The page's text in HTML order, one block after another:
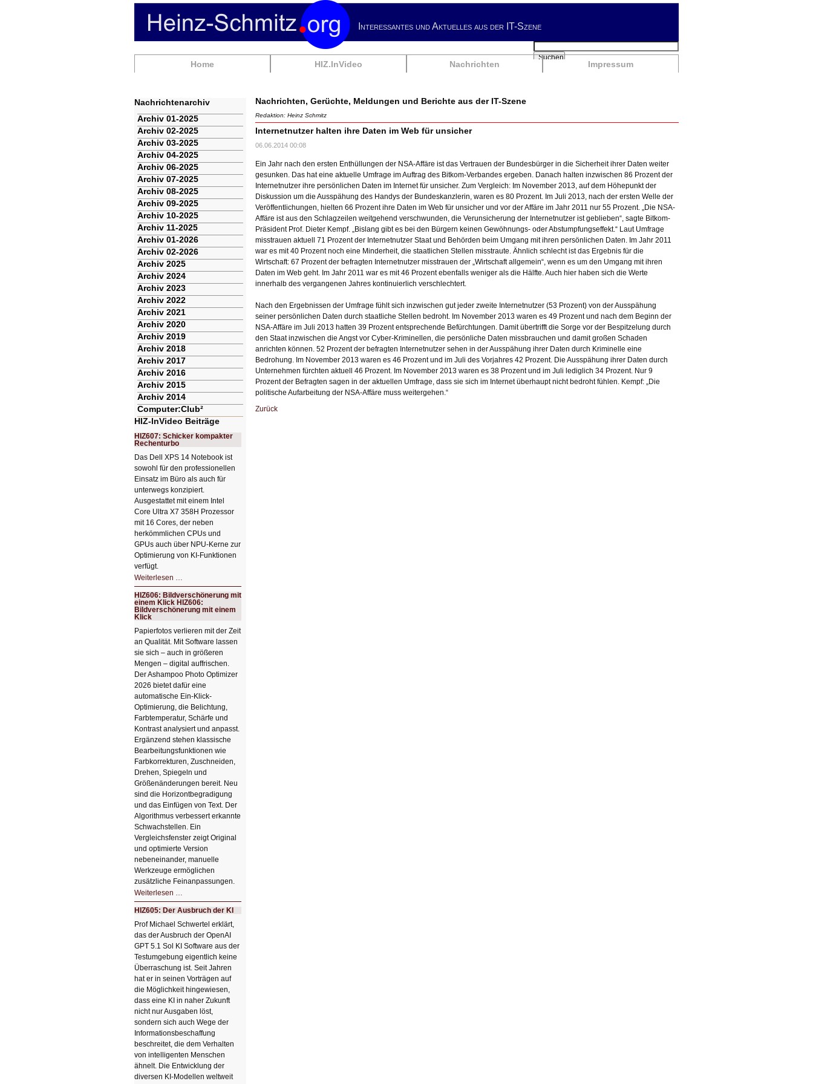
Interessantes und Aktuelles aus der IT-Szene
Navigation
Home HIZ.InVideo Nachrichten Impressum
Suchbegriffe
Suchen
Nachrichten, Gerüchte, Meldungen und Berichte aus der IT-Szene
Redaktion: Heinz Schmitz
Internetnutzer halten ihre Daten im Web für unsicher
06.06.2014 00:08
Ein Jahr nach den ersten Enthüllungen der NSA-Affäre ist das Vertrauen der Bundesbürger in die Sicherheit ihrer Daten weiter
gesunken. Das hat eine aktuelle Umfrage im Auftrag des Bitkom-Verbandes ergeben. Danach halten inzwischen 86 Prozent der
Internetnutzer ihre persönlichen Daten im Internet für unsicher. Zum Vergleich: Im November 2013, auf dem Höhepunkt der
Diskussion um die Ausspähung des Handys der Bundeskanzlerin, waren es 80 Prozent. Im Juli 2013, nach der ersten Welle der
Veröffentlichungen, hielten 66 Prozent ihre Daten im Web für unsicher und vor der Affäre im Jahr 2011 nur 55 Prozent. „Die NSA-
Affäre ist aus den Schlagzeilen weitgehend verschwunden, die Verunsicherung der Internetnutzer ist geblieben“, sagte Bitkom-
Präsident Prof. Dieter Kempf. „Bislang gibt es bei den Bürgern keinen Gewöhnungs- oder Abstumpfungseffekt.“ Laut Umfrage
misstrauen aktuell 71 Prozent der Internetnutzer Staat und Behörden beim Umgang mit ihren persönlichen Daten. Im Jahr 2011
war es mit 40 Prozent noch eine Minderheit, die staatlichen Stellen misstraute. Ähnlich schlecht ist das Ergebnis für die
Wirtschaft: 67 Prozent der befragten Internetnutzer misstrauen der „Wirtschaft allgemein“, wenn es um den Umgang mit ihren
Daten im Web geht. Im Jahr 2011 war es mit 46 Prozent ebenfalls weniger als die Hälfte. Auch hier haben sich die Werte
innerhalb des vergangenen Jahres kontinuierlich verschlechtert.
Nach den Ergebnissen der Umfrage fühlt sich inzwischen gut jeder zweite Internetnutzer (53 Prozent) von der Ausspähung
seiner persönlichen Daten durch staatliche Stellen bedroht. Im November 2013 waren es 49 Prozent und nach dem Beginn der
NSA-Affäre im Juli 2013 hatten 39 Prozent entsprechende Befürchtungen. Damit übertrifft die Sorge vor der Bespitzelung durch
den Staat inzwischen die Angst vor Cyber-Kriminellen, die persönliche Daten missbrauchen und damit großen Schaden
anrichten können. 52 Prozent der befragten Internetnutzer sehen in der Ausspähung ihrer Daten durch Kriminelle eine
Bedrohung. Im November 2013 waren es 46 Prozent und im Juli des Vorjahres 42 Prozent. Die Ausspähung ihrer Daten durch
Unternehmen fürchten aktuell 46 Prozent. Im November 2013 waren es 38 Prozent und im Juli lediglich 34 Prozent. Nur 9
Prozent der Befragten sagen in der aktuellen Umfrage, dass sie sich im Internet überhaupt nicht bedroht fühlen. Kempf: „Die
politische Aufarbeitung der NSA-Affäre muss weitergehen.“
Zurück
Nachrichtenarchiv
Navigation
überspringen
Archiv 01-2025
Archiv 02-2025
Archiv 03-2025
Archiv 04-2025
Archiv 06-2025
Archiv 07-2025
Archiv 08-2025
Archiv 09-2025
Archiv 10-2025
Archiv 11-2025
Archiv 01-2026
Archiv 02-2026
Archiv 2025
Archiv 2024
Archiv 2023
Archiv 2022
Archiv 2021
Archiv 2020
Archiv 2019
Archiv 2018
Archiv 2017
Archiv 2016
Archiv 2015
Archiv 2014
Computer:Club²
HIZ-InVideo Beiträge
HIZ607: Schicker kompakter
Rechenturbo
Das Dell XPS 14 Notebook ist
sowohl für den professionellen
Einsatz im Büro als auch für
unterwegs konzipiert.
Ausgestattet mit einem Intel
Core Ultra X7 358H Prozessor
mit 16 Cores, der neben
herkömmlichen CPUs und
GPUs auch über NPU-Kerne zur
Optimierung von KI-Funktionen
verfügt.
Weiterlesen …
Schicker
kompakter
Rechenturbo
HIZ606: Bildverschönerung mit
einem Klick HIZ606:
Bildverschönerung mit einem
Klick
Papierfotos verlieren mit der Zeit
an Qualität. Mit Software lassen
sie sich – auch in größeren
Mengen – digital auffrischen.
Der Ashampoo Photo Optimizer
2026 bietet dafür eine
automatische Ein-Klick-
Optimierung, die Belichtung,
Farbtemperatur, Schärfe und
Kontrast analysiert und anpasst.
Ergänzend stehen klassische
Bearbeitungsfunktionen wie
Farbkorrekturen, Zuschneiden,
Drehen, Spiegeln und
Größenänderungen bereit. Neu
sind die Horizontbegradigung
und das Einfügen von Text. Der
Algorithmus verbessert erkannte
Schwachstellen. Ein
Vergleichsfenster zeigt Original
und optimierte Version
nebeneinander, manuelle
Werkzeuge ermöglichen
zusätzliche Feinanpassungen.
Weiterlesen …
Bildverschönerung
mit
einem
Klick
HIZ606:
Bildverschönerung
mit
einem
Klick
HIZ605: Der Ausbruch der KI
Prof Michael Schwertel erklärt,
das der Ausbruch der OpenAI
GPT 5.1 Sol KI Software aus der
Testumgebung eigentlich keine
Überraschung ist. Seit Jahren
hat er in seinen Vorträgen auf
die Möglichkeit hingewiesen,
dass eine KI in naher Zukunft
nicht nur Ausgaben löst,
sondern sich auch Wege der
Informationsbeschaffung
beschreitet, die dem Verhalten
von intelligenten Menschen
ähnelt. Die Entwicklung der
diversen KI-Modellen weltweit